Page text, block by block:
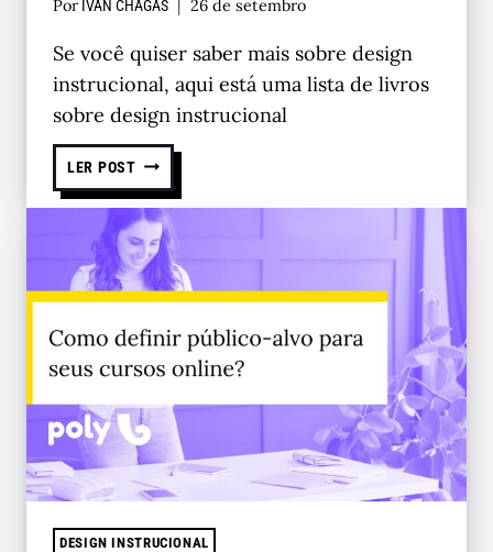
Por IVAN CHAGAS 26 de setembro
Se você quiser saber mais sobre design
instrucional, aqui está uma lista de livros
sobre design instrucional
LER POST
DESIGN INSTRUCIONAL